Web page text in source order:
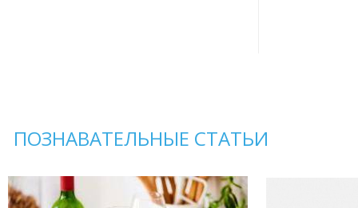
ПОЗНАВАТЕЛЬНЫЕ СТАТЬИ